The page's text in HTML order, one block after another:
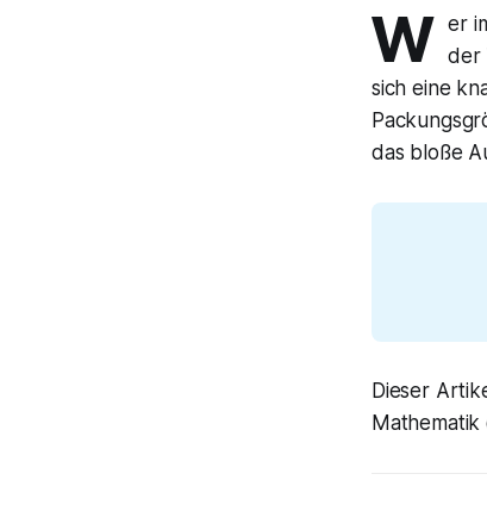
W er
der
sich eine
das bloße
Dieser